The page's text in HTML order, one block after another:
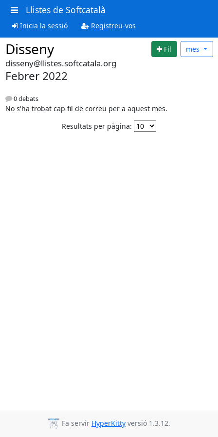
Llistes de Softcatalà
Inicia la sessió Registreu-vos
Disseny Fil mes
disseny@llistes.softcatala.org
Febrer 2022
0 debats
No s'ha trobat cap fil de correu per a aquest mes.
Resultats per pàgina:
Fa servir HyperKitty versió 1.3.12.